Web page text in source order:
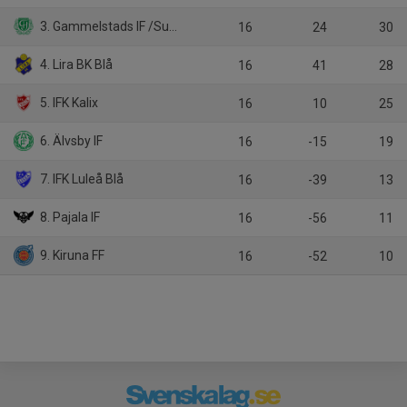
3. Gammelstads IF /Sunderby SK Vit 16 24 30
4. Lira BK Blå 16 41 28
5. IFK Kalix 16 10 25
6. Älvsby IF 16 -15 19
7. IFK Luleå Blå 16 -39 13
8. Pajala IF 16 -56 11
9. Kiruna FF 16 -52 10